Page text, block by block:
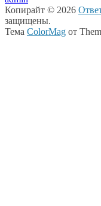
Копирайт © 2026
защищены.
Тема ColorMag от